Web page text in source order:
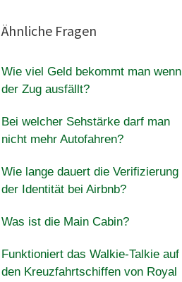
Ähnliche Fragen
Wie viel Geld bekommt man wenn
der Zug ausfällt?
Bei welcher Sehstärke darf man
nicht mehr Autofahren?
Wie lange dauert die Verifizierung
der Identität bei Airbnb?
Was ist die Main Cabin?
Funktioniert das Walkie-Talkie auf
den Kreuzfahrtschiffen von Royal